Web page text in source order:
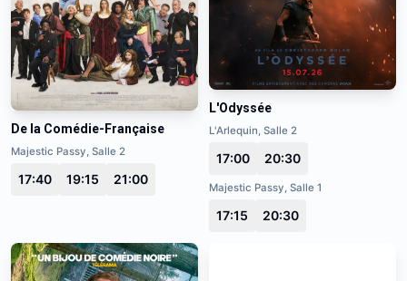
De la Comédie-Française
Majestic Passy, Salle 2
17:40 19:15 21:00
L'Odyssée
L'Arlequin, Salle 2
17:00 20:30
Majestic Passy, Salle 1
17:15 20:30